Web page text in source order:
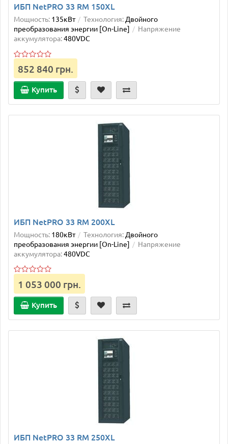
ИБП NetPRO 33 RM 150XL
Мощность: 135кВт Технология: Двойного
преобразования энергии [On-Line]
Напряжение
аккумулятора:480VDC
852 840 грн.
Купить
ИБП NetPRO 33 RM 200XL
Мощность: 180кВт Технология: Двойного
преобразования энергии [On-Line]
Напряжение
аккумулятора:480VDC
1 053 000 грн.
Купить
ИБП NetPRO 33 RM 250XL